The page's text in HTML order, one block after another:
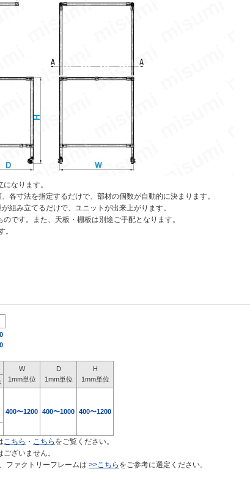
なります。
各寸法を指定するだけで、部材の個数が自動的に決まります。
組み立てるだけで、ユニットが出来上がります。
です。また、天板・棚板は別途ご手配となります。
。
W
1mm単位
D
1mm単位
H
1mm単位
400〜1200 400〜1000 400〜1200
こちら ・ こちら をご覧ください。
ざいません。
、ファクトリーフレームは >>こちら をご参考に選定ください。